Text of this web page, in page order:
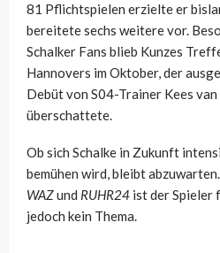
81 Pflichtspielen erzielte er
bereitete sechs weitere vor.
Schalker Fans blieb Kunzes
Hannovers im Oktober, der
Debüt von S04-Trainer Kees
überschattete.
Ob sich Schalke in Zukunft
bemühen wird, bleibt
WAZund RUHR24 ist der Spieler
jedoch kein Thema.